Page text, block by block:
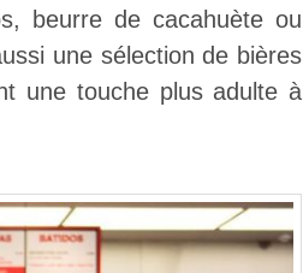
beurre de cacahuète ou
une sélection de bières
une touche plus adulte à